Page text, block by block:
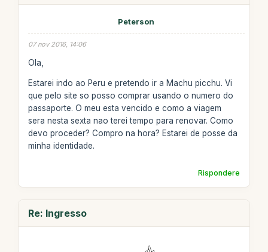
Peterson
07 nov 2016, 14:06
Ola,
Estarei indo ao Peru e pretendo ir a Machu picchu. Vi
que pelo site so posso comprar usando o numero do
passaporte. O meu esta vencido e como a viagem
sera nesta sexta nao terei tempo para renovar. Como
devo proceder? Compro na hora? Estarei de posse da
minha identidade.
Rispondere
Re: Ingresso